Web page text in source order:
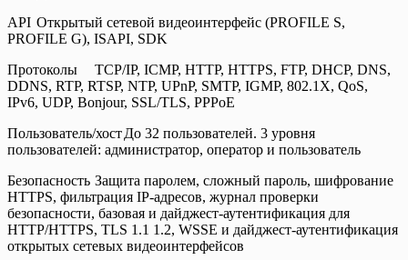
API Открытый сетевой видеоинтерфейс (PROFILE S,
PROFILE G), ISAPI, SDK
Протоколы
TCP/IP, ICMP, HTTP, HTTPS, FTP, DHCP, DNS,
DDNS, RTP, RTSP, NTP, UPnP, SMTP, IGMP, 802.1X, QoS,
IPv6, UDP, Bonjour, SSL/TLS, PPPoE
Пользователь/хостДо 32 пользователей. 3 уровня
пользователей: администратор, оператор и пользователь
Безопасность Защита паролем, сложный пароль, шифрование
HTTPS, фильтрация IP-адресов, журнал проверки
безопасности, базовая и дайджест-аутентификация для
HTTP/HTTPS, TLS 1.1 1.2, WSSE и дайджест-аутентификация
открытых сетевых видеоинтерфейсов